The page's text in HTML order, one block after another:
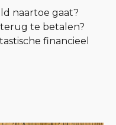
naartoe gaat?
te betalen?
financieel